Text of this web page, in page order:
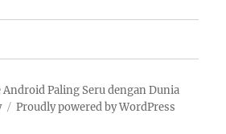
Paling Seru dengan Dunia
Proudly powered by WordPress